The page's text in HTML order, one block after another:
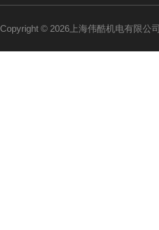
Copyright © 2026上海伟酷机电有限公